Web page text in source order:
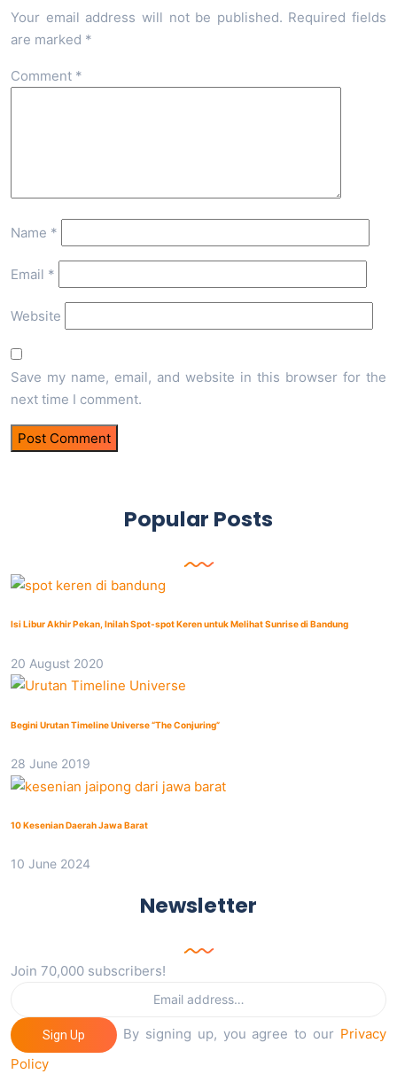
Your email address will not be published. Required fields
are marked *
Comment *
Name *
Email *
Website
Save my name, email, and website in this browser for the
next time I comment.
Popular Posts
Isi Libur Akhir Pekan, Inilah Spot-spot Keren untuk Melihat Sunrise di Bandung
20 August 2020
Begini Urutan Timeline Universe “The Conjuring”
28 June 2019
10 Kesenian Daerah Jawa Barat
10 June 2024
Newsletter
Join 70,000 subscribers!
Sign Up By signing up, you agree to our Privacy
Policy